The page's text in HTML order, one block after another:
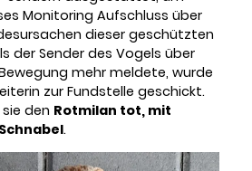
Monitoring Aufschluss über
dieser geschützten
der Sender des Vogels über
mehr meldete, wurde
zur Fundstelle geschickt.
den Rotmilan tot, mit
.